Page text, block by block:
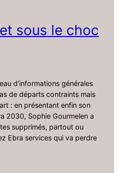
sous le choc
d’informations générales
de départs contraints mais
: en présentant enfin son
2030, Sophie Gourmelen a
supprimés, partout ou
Ebra services qui va perdre